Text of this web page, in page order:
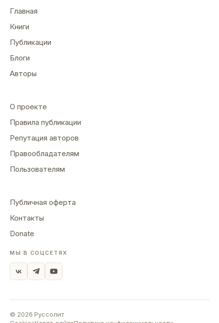
Главная
Книги
Публикации
Блоги
Авторы
О проекте
Правила публикации
Репутация авторов
Правообладателям
Пользователям
Публичная оферта
Контакты
Donate
МЫ В СОЦСЕТЯХ
© 2026 Руссолит